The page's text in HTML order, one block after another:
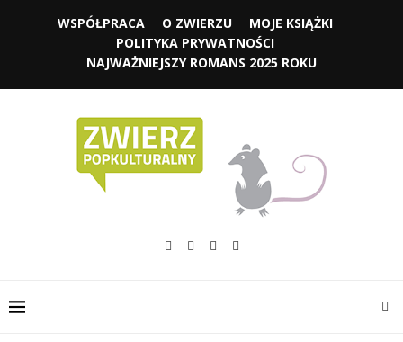
WSPÓŁPRACA O ZWIERZU
MOJE KSIĄŻKI
POLITYKA PRYWATNOŚCI
NAJWAŻNIEJSZY ROMANS 2025 ROKU